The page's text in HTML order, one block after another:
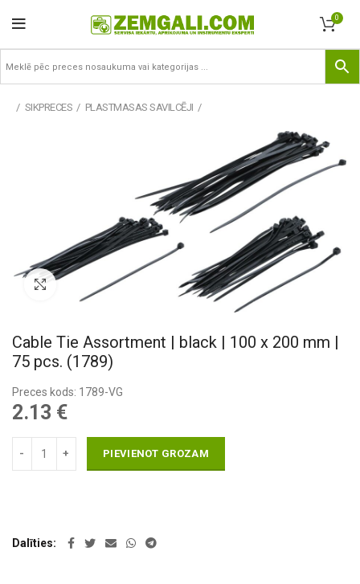
0
SIKPRECES PLASTMASAS SAVILCĒJI
Pietuvināt
Cable Tie Assortment | black | 100 x 200 mm |
75 pcs. (1789)
Preces kods: 1789-VG
2.13 €
PIEVIENOT GROZAM
Dalīties